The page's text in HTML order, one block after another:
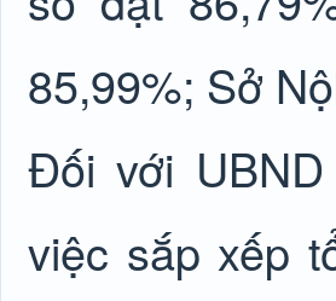
85,99%; Sở
Đối với
việc sắp xếp